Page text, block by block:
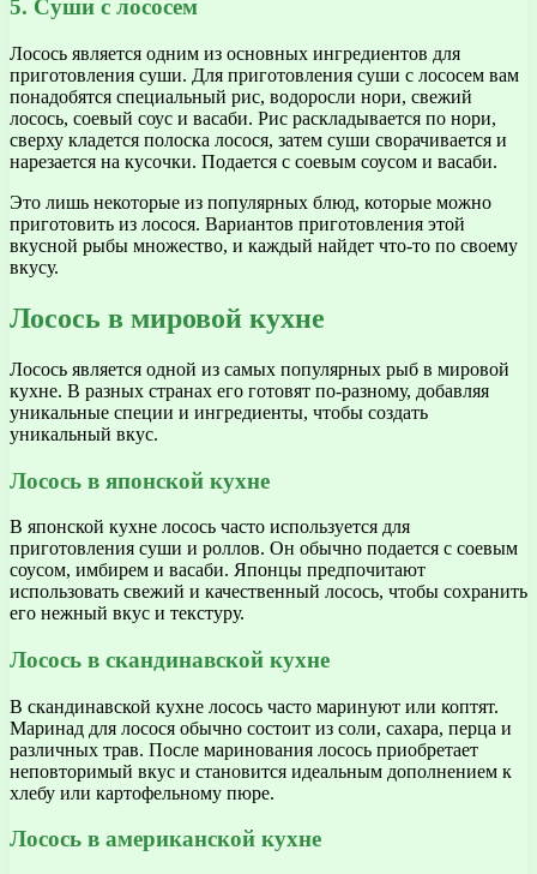
5. Суши с лососем
Лосось является одним из основных ингредиентов для
приготовления суши. Для приготовления суши с лососем вам
понадобятся специальный рис, водоросли нори, свежий
лосось, соевый соус и васаби. Рис раскладывается по нори,
сверху кладется полоска лосося, затем суши сворачивается и
нарезается на кусочки. Подается с соевым соусом и васаби.
Это лишь некоторые из популярных блюд, которые можно
приготовить из лосося. Вариантов приготовления этой
вкусной рыбы множество, и каждый найдет что-то по своему
вкусу.
Лосось в мировой кухне
Лосось является одной из самых популярных рыб в мировой
кухне. В разных странах его готовят по-разному, добавляя
уникальные специи и ингредиенты, чтобы создать
уникальный вкус.
Лосось в японской кухне
В японской кухне лосось часто используется для
приготовления суши и роллов. Он обычно подается с соевым
соусом, имбирем и васаби. Японцы предпочитают
использовать свежий и качественный лосось, чтобы сохранить
его нежный вкус и текстуру.
Лосось в скандинавской кухне
В скандинавской кухне лосось часто маринуют или коптят.
Маринад для лосося обычно состоит из соли, сахара, перца и
различных трав. После маринования лосось приобретает
неповторимый вкус и становится идеальным дополнением к
хлебу или картофельному пюре.
Лосось в американской кухне